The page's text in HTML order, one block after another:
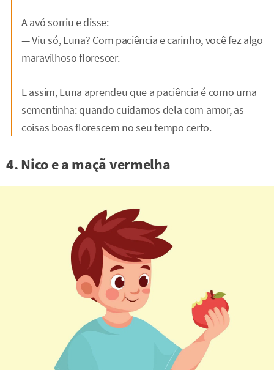
A avó sorriu e disse:
— Viu só, Luna? Com paciência e carinho, você fez algo
maravilhoso florescer.
E assim, Luna aprendeu que a paciência é como uma
sementinha: quando cuidamos dela com amor, as
coisas boas florescem no seu tempo certo.
4. Nico e a maçã vermelha